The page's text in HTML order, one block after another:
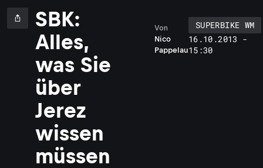
SBK:
Alles,
was Sie
über
Jerez
wissen
müssen
Nico
Pappelau
Von
SUPERBIKE WM
16.10.2013 -
15:30